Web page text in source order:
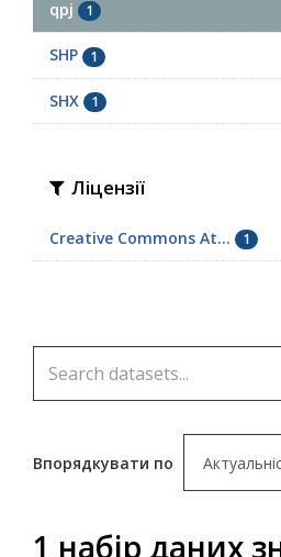
qpj 1
SHP 1
SHX 1
Ліцензії
Creative Commons At... 1
Впорядкувати по
1 набір даних